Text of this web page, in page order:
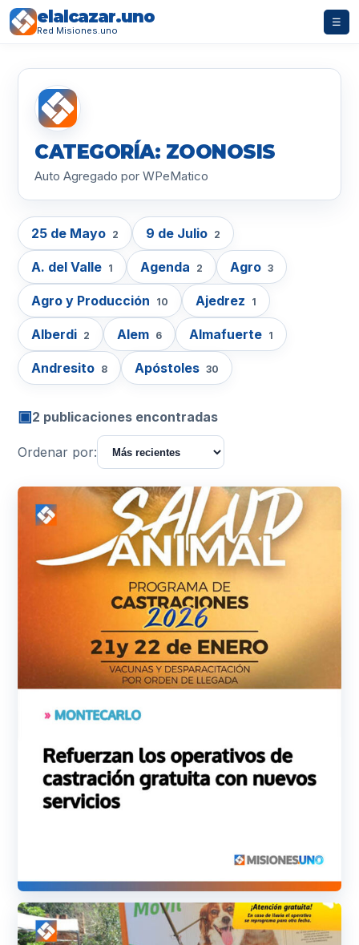
elalcazar.uno
Red Misiones.uno
☰
CATEGORÍA: ZOONOSIS
Auto Agregado por WPeMatico
25 de Mayo 2 9 de Julio 2
A. del Valle 1 Agenda 2 Agro 3
Agro y Producción 10 Ajedrez 1
Alberdi 2 Alem 6 Almafuerte 1
Andresito 8 Apóstoles 30
▣2 publicaciones encontradas
Ordenar por: